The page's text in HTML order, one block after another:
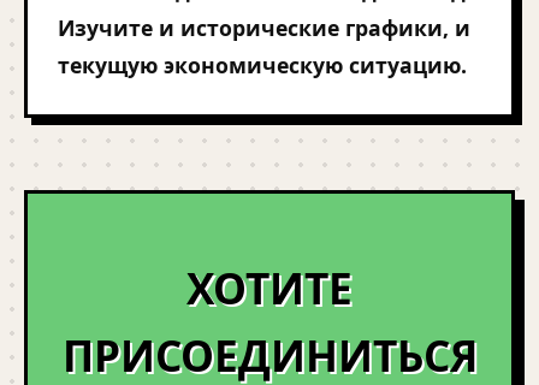
Изучите и исторические графики, и
текущую экономическую ситуацию.
ХОТИТЕ
ПРИСОЕДИНИТЬСЯ